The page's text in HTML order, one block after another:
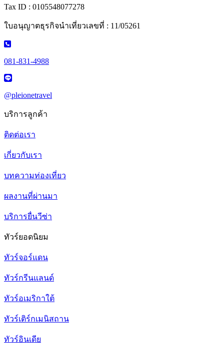
Tax ID : 0105548077278
ใบอนุญาตธุรกิจนำเที่ยวเลขที่ : 11/05261
081-831-4988
@pleionetravel
บริการลูกค้า
ติดต่อเรา
เกี่ยวกับเรา
บทความท่องเที่ยว
ผลงานที่ผ่านมา
บริการยื่นวีซ่า
ทัวร์ยอดนิยม
ทัวร์จอร์แดน
ทัวร์กรีนแลนด์
ทัวร์อเมริกาใต้
ทัวร์เติร์กเมนิสถาน
ทัวร์อินเดีย